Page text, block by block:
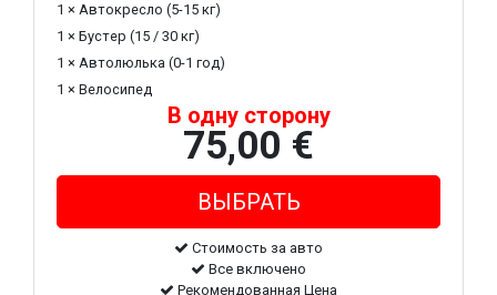
1 × Автокресло (5-15 кг)
1 × Бустер (15 / 30 кг)
1 × Автолюлька (0-1 год)
1 × Велосипед
В одну сторону
75,00 €
Стоимость за авто
Все включено
Рекомендованная Цена